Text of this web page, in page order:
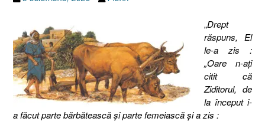
„Drept
răspuns, El
le-a zis :
„Oare n-aţi
citit că
Ziditorul, de
la început i-
a făcut parte bărbătească şi parte femeiască şi a zis :